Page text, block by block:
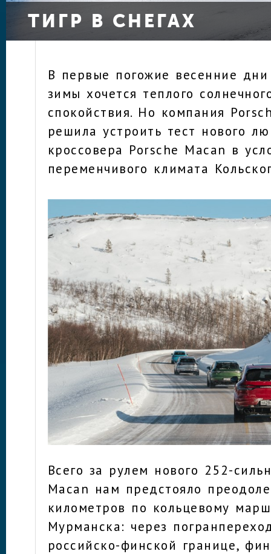
ТИГР В СНЕГАХ
В первые погожие весенние
зимы хочется теплого
спокойствия. Но компания
решила устроить тест нового
кроссовера Porsche Macan в
переменчивого климата
Всего за рулем нового 252-
Macan нам предстояло
километров по кольцевому
Мурманска: через
российско-финской границе,